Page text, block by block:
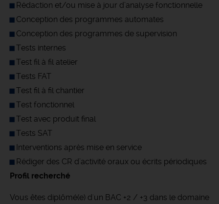
Rédaction et/ou mise à jour d’analyse fonctionnelle
Conception des programmes automates
Conception des programmes de supervision
Tests internes
Test fil à fil atelier
Tests FAT
Test fil à fil chantier
Test fonctionnel
Test avec produit final
Tests SAT
Interventions après mise en service
Rédiger des CR d’activité oraux ou écrits périodiques
Profil recherché
Vous êtes diplômé(e) d'un BAC +2 / +3 dans le domaine